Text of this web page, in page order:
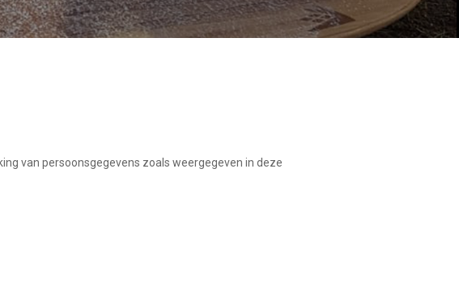
van persoonsgegevens zoals weergegeven in deze